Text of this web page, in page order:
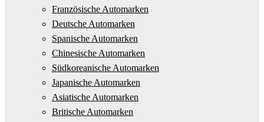
Französische Automarken
Deutsche Automarken
Spanische Automarken
Chinesische Automarken
Südkoreanische Automarken
Japanische Automarken
Asiatische Automarken
Britische Automarken